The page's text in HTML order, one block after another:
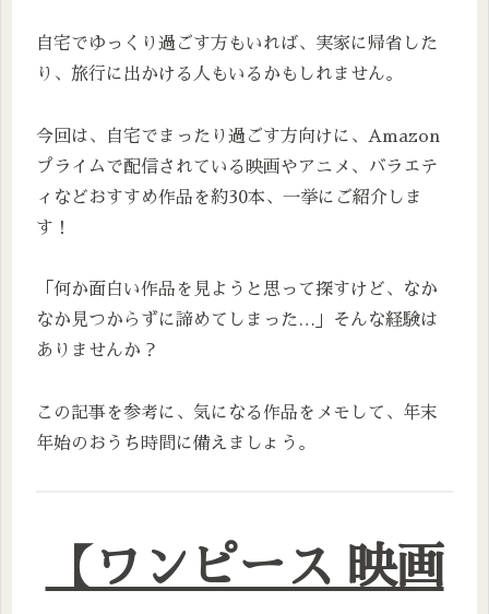
自宅でゆっくり過ごす方もいれば、実家に帰省した
り、旅行に出かける人もいるかもしれません。
今回は、自宅でまったり過ごす方向けに、Amazon
プライムで配信されている映画やアニメ、バラエテ
ィなどおすすめ作品を約30本、一挙にご紹介しま
す！
「何か面白い作品を見ようと思って探すけど、なか
なか見つからずに諦めてしまった…」そんな経験は
ありませんか？
この記事を参考に、気になる作品をメモして、年末
年始のおうち時間に備えましょう。
【ワンピース 映画